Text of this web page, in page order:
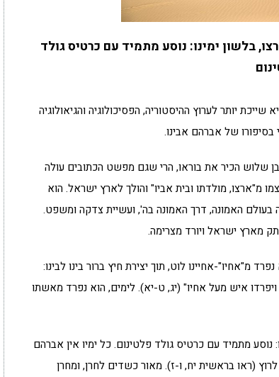
בלשון ימינו: נוסע מתמיד עם כרטיס גולד
יותר לערוץ ההיסטוריה, הפסיכולוגיה והגיאולוגיה
בסיפורו של אברהם אבינו.
שלוש הכיר את בוראו, הרי שגם מפשט הכתובים עולה
מ"ארצו, מולדתו ובית אביו" והולך לארץ ישראל. הוא
האמונה, דרך האמונה בה', ועשיית צדקה ומשפט.
מארץ ישראל ויורד מצרימה.
מ"אחיו"-אחיינו לוט, תוך יצירת חיץ ברור בינו לבינו:
איש מעל אחיו" (יג, ט-יא). לימים, הוא נפרד מאשתו
נוסע מתמיד עם כרטיס גולד פלטינום. כל ימיו אין אברהם
(ראו בראשית יח, ו-ז). מאור כשדים לחרן, ומחרן